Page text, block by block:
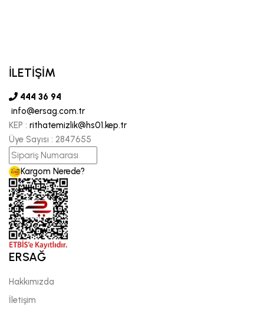
İLETİŞİM
444 36 94
info@ersag.com.tr
KEP : rithatemizlik@hs01.kep.tr
Üye Sayısı : 2847655
Kargom Nerede?
ERSAĞ
Hakkımızda
İletişim